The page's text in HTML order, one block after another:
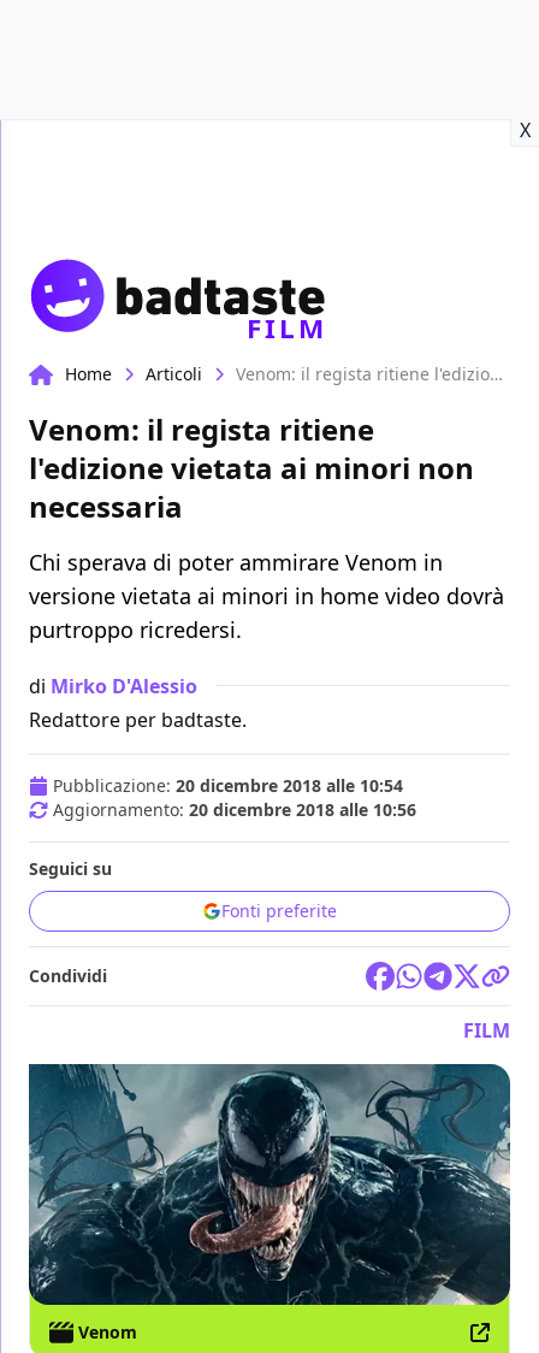
X
FILM
Home Articoli Venom: il regista ritiene l'edizione vietata ai minori non necessaria
Venom: il regista ritiene
l'edizione vietata ai minori non
necessaria
Chi sperava di poter ammirare Venom in
versione vietata ai minori in home video dovrà
purtroppo ricredersi.
di Mirko D'Alessio
Redattore per badtaste.
Pubblicazione: 20 dicembre 2018 alle 10:54
Aggiornamento: 20 dicembre 2018 alle 10:56
Seguici su
Fonti preferite
Condividi
FILM
Venom